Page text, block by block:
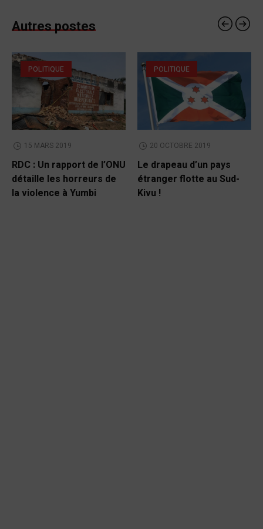
Autres postes
POLITIQUE
15 MARS 2019
RDC : Un rapport de l’ONU
détaille les horreurs de
la violence à Yumbi
POLITIQUE
20 OCTOBRE 2019
Le drapeau d’un pays
étranger flotte au Sud-
Kivu !